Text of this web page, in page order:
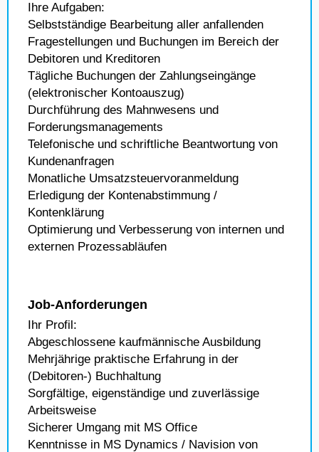
Ihre Aufgaben:
Selbstständige Bearbeitung aller anfallenden
Frage­stellungen und Buchungen im Bereich der
Debitoren und Kreditoren
Tägliche Buchungen der Zahlungseingänge
(elektronischer Kontoauszug)
Durchführung des Mahnwesens und
Forderungsmanagements
Telefonische und schriftliche Beantwortung von
Kundenanfragen
Monatliche Umsatzsteuervoranmeldung
Erledigung der Kontenabstimmung /
Kontenklärung
Optimierung und Verbesserung von internen und
externen Prozessabläufen
Job-Anforderungen
Ihr Profil:
Abgeschlossene kaufmännische Ausbildung
Mehrjährige praktische Erfahrung in der
(Debitoren-) Buchhaltung
Sorgfältige, eigenständige und zuverlässige
Arbeitsweise
Sicherer Umgang mit MS Office
Kenntnisse in MS Dynamics / Navision von